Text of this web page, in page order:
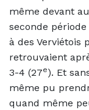
même devant
seconde
à des Verviétois
retrouvaient
3-4 (27e). Et
même pu
quand même